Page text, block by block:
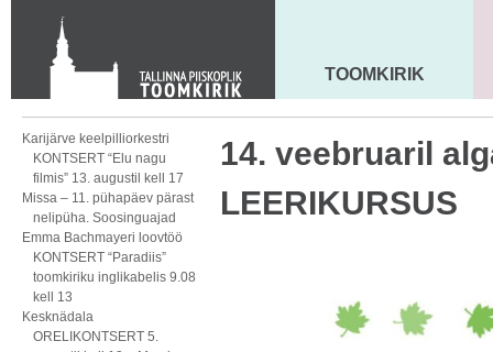
KONTAKT
Toom-Kooli 6, 10130 TALLINN
tallinna.toom@eelk.ee
MAARJA KIRIK
TOOMKIRIK
Karijärve keelpilliorkestri
KONTSERT “Elu nagu
filmis” 13. augustil kell 17
Missa – 11. pühapäev pärast
nelipüha. Soosinguajad
Emma Bachmayeri loovtöö
KONTSERT “Paradiis”
toomkiriku inglikabelis 9.08
kell 13
Kesknädala
ORELIKONTSERT 5.
14. veebruaril
LEERIKURSUS